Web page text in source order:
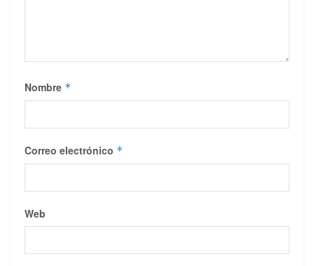
Nombre *
Correo electrónico *
Web